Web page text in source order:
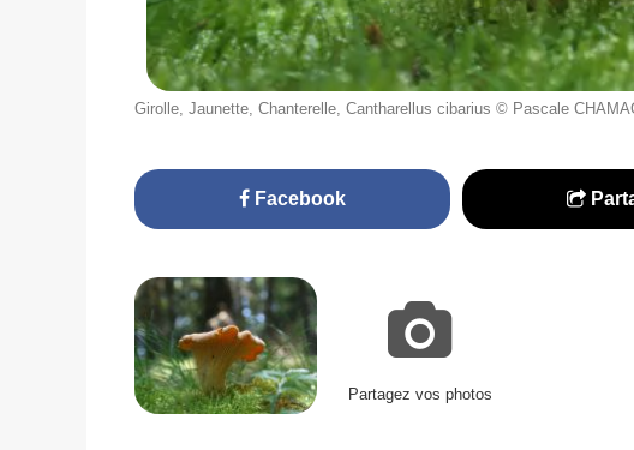
Girolle, Jaunette, Chanterelle, Cantharellus cibarius © Pascale
Facebook
Partagez vos photos